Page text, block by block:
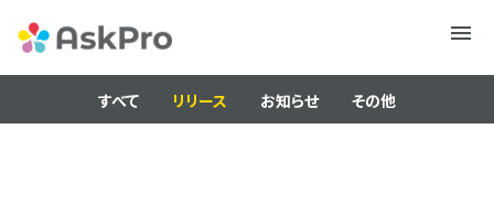
メニュ
すべて リリース お知らせ その他